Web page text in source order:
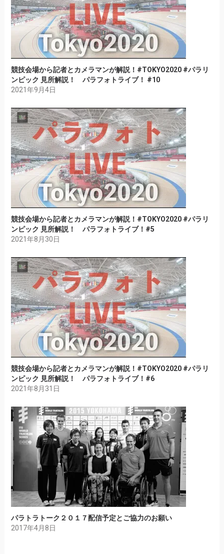
競技会場から記者とカメラマンが解説！#TOKYO2020 #パラリ
ンピック 見所解説！ パラフォトライブ！ #10
2021年9月4日
競技会場から記者とカメラマンが解説！#TOKYO2020 #パラリ
ンピック 見所解説！ パラフォトライブ！#5
2021年8月30日
競技会場から記者とカメラマンが解説！#TOKYO2020 #パラリ
ンピック 見所解説！ パラフォトライブ！#6
2021年8月31日
パラトラトーク２０１７配信予定とご協力のお願い
2017年4月8日